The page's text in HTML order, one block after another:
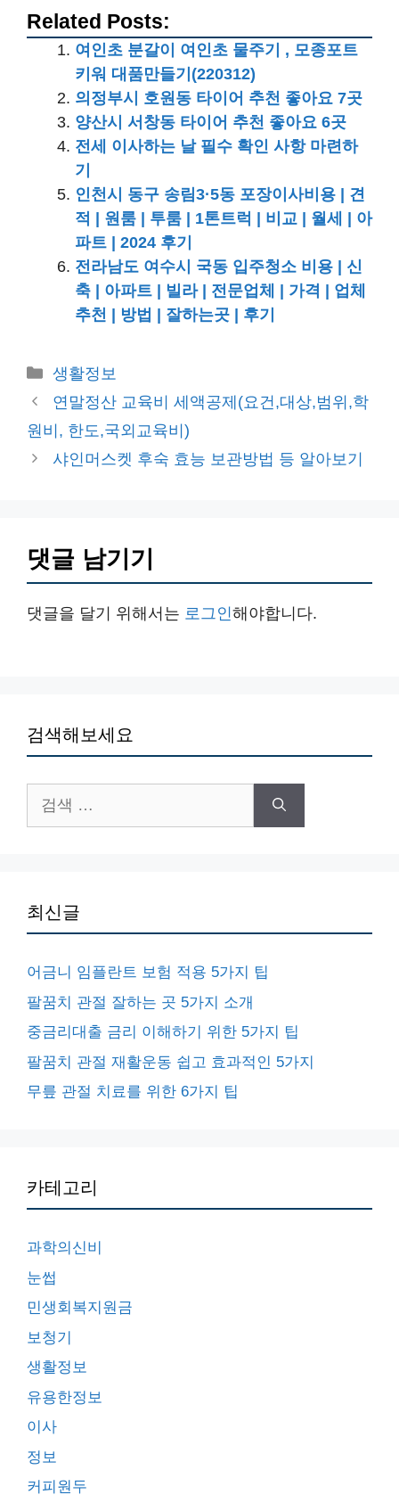
Related Posts:
여인초 분갈이 여인초 물주기 , 모종포트
키워 대품만들기(220312)
의정부시 호원동 타이어 추천 좋아요 7곳
양산시 서창동 타이어 추천 좋아요 6곳
전세 이사하는 날 필수 확인 사항 마련하
기
인천시 동구 송림3·5동 포장이사비용 | 견
적 | 원룸 | 투룸 | 1톤트럭 | 비교 | 월세 | 아
파트 | 2024 후기
전라남도 여수시 국동 입주청소 비용 | 신
축 | 아파트 | 빌라 | 전문업체 | 가격 | 업체
추천 | 방법 | 잘하는곳 | 후기
카
테
리
생활정보
연말정산 교육비 세액공제(요건,대상,범위,학
원비, 한도,국외교육비)
샤인머스켓 후숙 효능 보관방법 등 알아보기
댓글 남기기
댓글을 달기 위해서는 로그인해야합니다.
검색해보세요
색:
최신글
어금니 임플란트 보험 적용 5가지 팁
팔꿈치 관절 잘하는 곳 5가지 소개
중금리대출 금리 이해하기 위한 5가지 팁
팔꿈치 관절 재활운동 쉽고 효과적인 5가지
무릎 관절 치료를 위한 6가지 팁
카테고리
과학의신비
눈썹
민생회복지원금
보청기
생활정보
유용한정보
이사
정보
커피원두